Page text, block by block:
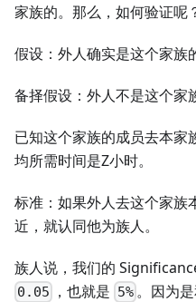
家族的。那么，如何验证呢
假设：外人确实是这个家族
备择假设：外人不是这个家
已知这个家族的成员去本家
均所需时间是Z小时。
标准：如果外人去这个家族
近，就认同他为族人。
族人说，我们的
0.05 ，也就是 5%。因为